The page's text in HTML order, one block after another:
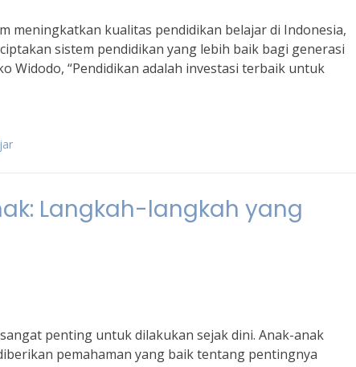
meningkatkan kualitas pendidikan belajar di Indonesia,
sistem pendidikan yang lebih baik bagi generasi
Widodo, “Pendidikan adalah investasi terbaik untuk
Langkah-langkah yang
penting untuk dilakukan sejak dini. Anak-anak
pemahaman yang baik tentang pentingnya